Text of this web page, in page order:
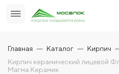
Главная Каталог Кирпич
Кирпич керамический лицевой
Магма Керамик